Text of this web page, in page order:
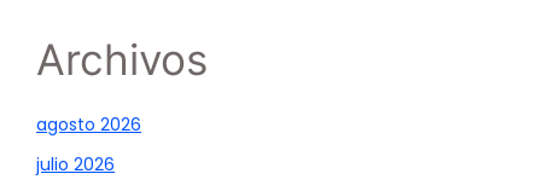
Archivos
agosto 2026
julio 2026